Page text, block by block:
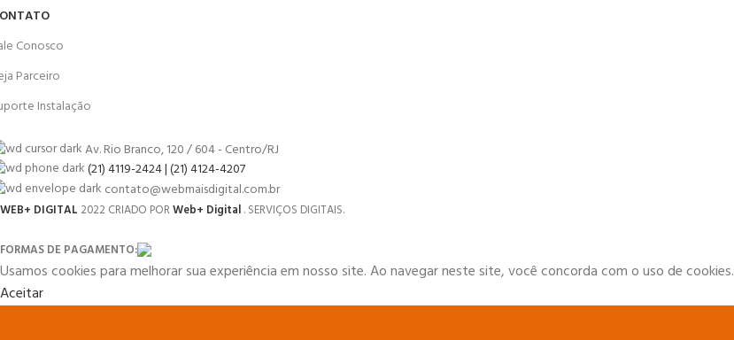
Conosco
Parceiro
Instalação
Av. Rio Branco, 120 / 604 - Centro/RJ
(21) 4119-2424 | (21) 4124-4207
contato@webmaisdigital.com.br
WEB+ DIGITAL 2022 CRIADO PORWeb+ Digital. SERVIÇOS DIGITAIS.
FORMAS DE PAGAMENTO:
Usamos cookies para melhorar sua experiência em nosso site. Ao navegar neste site, você concorda com o uso de cookies.
Aceitar